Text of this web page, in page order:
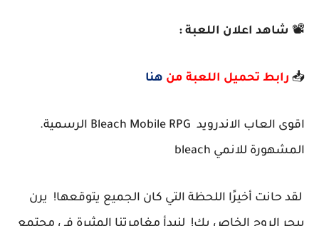
📽️ شاهد اعلان اللعبة :
📥 رابط تحميل اللعبة من هنا
اقوى العاب الاندرويد Bleach Mobile RPG الرسمية.
المشهورة للانمي bleach
لقد حانت أخيرًا اللحظة التي كان الجميع يتوقعها! يرن